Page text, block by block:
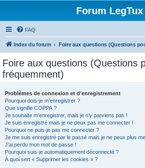
Forum LegTux
FAQ
Index du forum Foire aux questions (Questions
Foire aux questions (Questions
fréquemment)
Problèmes de connexion et d’enregistrement
Pourquoi dois-je m’enregistrer ?
Que signifie COPPA ?
Je souhaite m’enregistrer, mais je n’y parviens pas !
Je suis enregistré mais je ne peux pas me connecter !
Pourquoi ne puis-je pas me connecter ?
Je me suis enregistré par le passé mais je ne peux plus
J’ai perdu mon mot de passe !
Pourquoi suis-je automatiquement déconnecté ?
À quoi sert « Supprimer les cookies » ?